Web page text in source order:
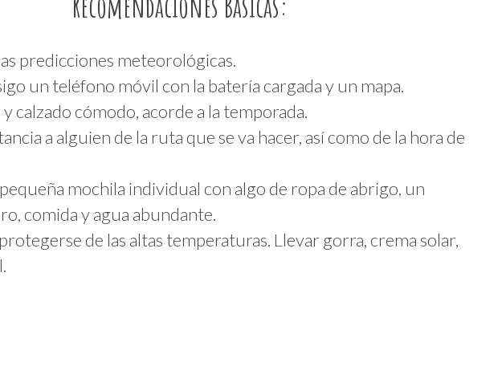
predicciones meteorológicas.
un teléfono móvil con la batería cargada y un mapa.
calzado cómodo, acorde a la temporada.
a alguien de la ruta que se va hacer, así como de la hora de
mochila individual con algo de ropa de abrigo, un
comida y agua abundante.
de las altas temperaturas. Llevar gorra, crema solar,